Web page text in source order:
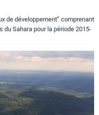
de développement” comprenant
Sahara pour la période 2015-